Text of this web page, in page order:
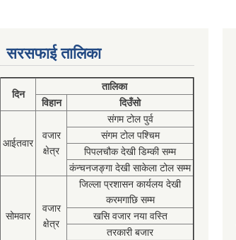
सरसफाई तालिका
दिन
तालिका
विहान
दिउँसो
आईतवार
वजार
क्षेत्र
संगम टोल पुर्व
संगम टोल पश्चिम
पिपलचौक देखी डिम्की सम्म
कंन्चनजङ्गा देखी साकेला टोल सम्म
सोमवार
वजार
क्षेत्र
जिल्ला प्रशासन कार्यलय देखी
करमगाछि सम्म
खसि वजार नया वस्ति
तरकारी बजार